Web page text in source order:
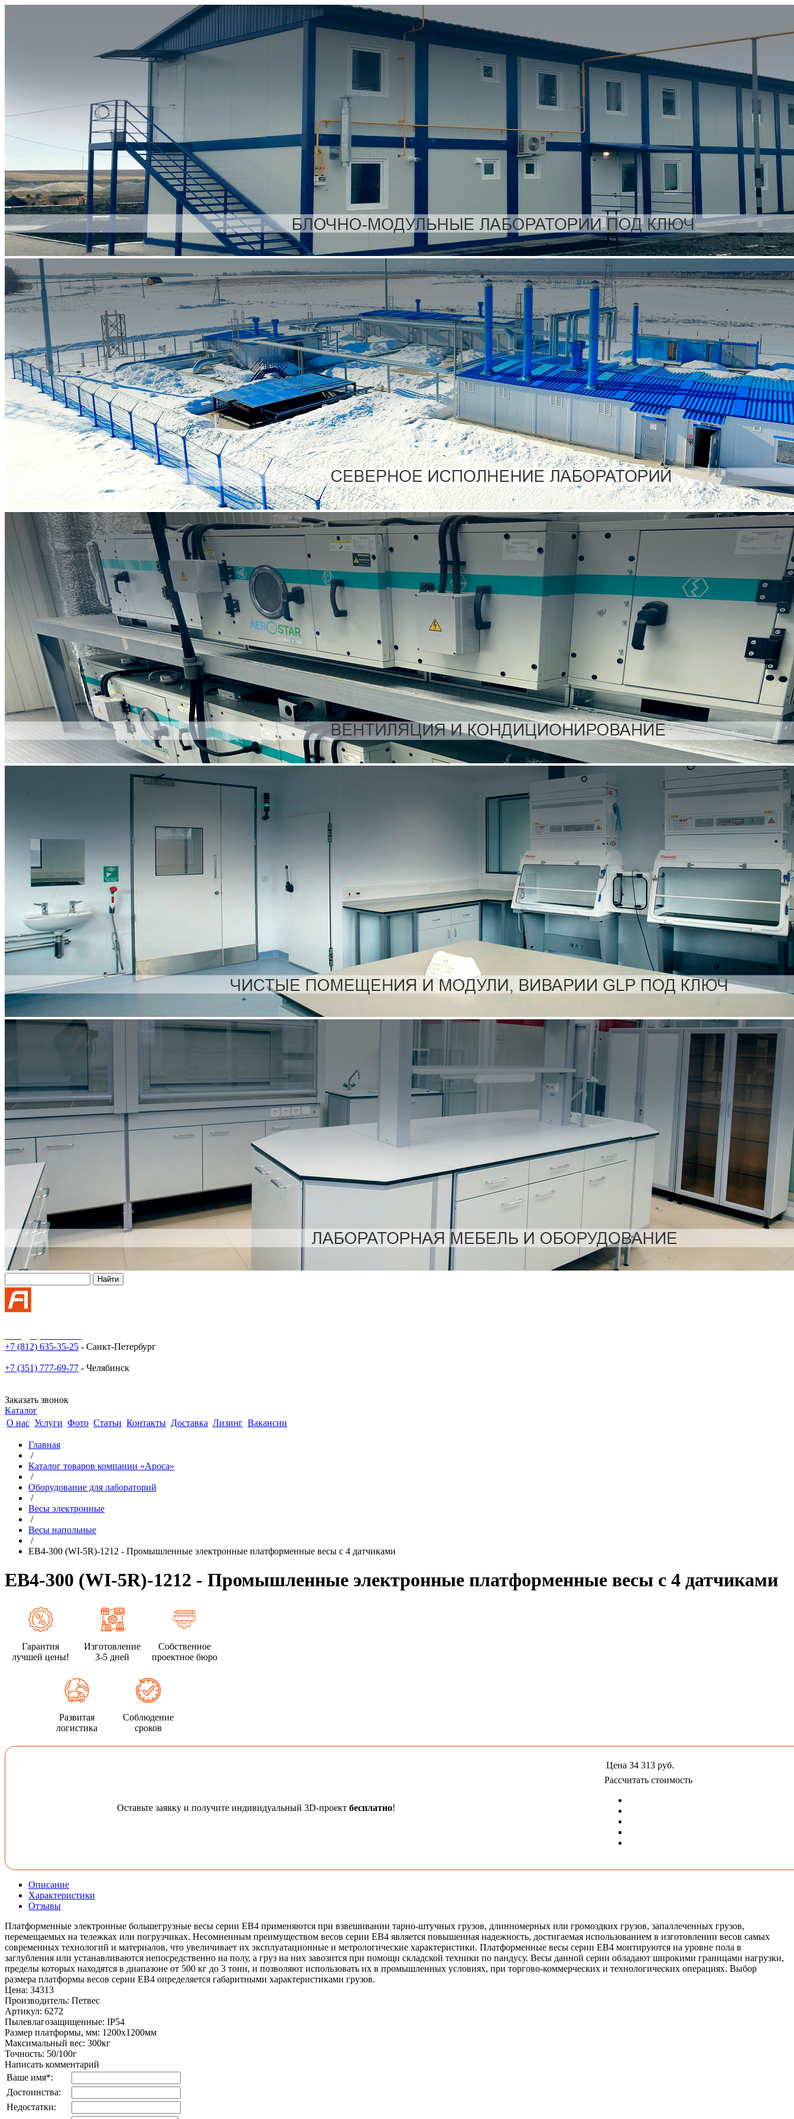
+7 (812) 635-35-25 - Санкт-Петербург
+7 (351) 777-69-77 - Челябинск
Заказать звонок
Каталог
О нас Услуги Фото Статьи Контакты Доставка Лизинг Вакансии
Главная
/
Каталог товаров компании «Ароса»
/
Оборудование для лабораторий
/
Весы электронные
/
Весы напольные
/
ЕВ4-300 (WI-5R)-1212 - Промышленные электронные платформенные весы с 4 датчиками
ЕВ4-300 (WI-5R)-1212 - Промышленные электронные платформенные весы с 4 датчиками
Гарантия
лучшей цены!
Изготовление
3-5 дней
Собственное
проектное бюро
Развитая
логистика
Соблюдение
сроков
Оставьте заявку и получите индивидуальный 3D-проект бесплатно!
Цена 34 313 руб.
Рассчитать стоимость
Описание
Характеристики
Отзывы
Платформенные электронные большегрузные весы серии ЕВ4 применяются при взвешивании тарно-штучных грузов, длинномерных или громоздких грузов, запаллеченных грузов,
перемещаемых на тележках или погрузчиках. Несомненным преимуществом весов серии ЕВ4 является повышенная надежность, достигаемая использованием в изготовлении весов самых
современных технологий и материалов, что увеличивает их эксплуатационные и метрологические характеристики. Платформенные весы серии ЕВ4 монтируются на уровне пола в
заглубления или устанавливаются непосредственно на полу, а груз на них завозится при помощи складской техники по пандусу. Весы данной серии обладают широкими границами нагрузки,
пределы которых находятся в диапазоне от 500 кг до 3 тонн, и позволяют использовать их в промышленных условиях, при торгово-коммерческих и технологических операциях. Выбор
размера платформы весов серии ЕВ4 определяется габаритными характеристиками грузов.
Цена: 34313
Производитель: Петвес
Артикул: 6272
Пылевлагозащищенные: IP54
Размер платформы, мм: 1200х1200мм
Максимальный вес: 300кг
Точность: 50/100г
Написать комментарий
Ваше имя*:
Достоинства:
Недостатки: